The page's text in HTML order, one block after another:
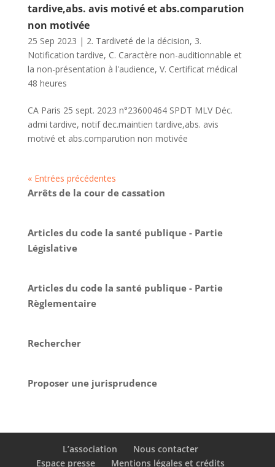
tardive,abs. avis motivé et abs.comparution
non motivée
25 Sep 2023 | 2. Tardiveté de la décision, 3.
Notification tardive, C. Caractère non-auditionnable et
la non-présentation à l'audience, V. Certificat médical
48 heures
CA Paris 25 sept. 2023 n°23600464 SPDT MLV Déc.
admi tardive, notif dec.maintien tardive,abs. avis
motivé et abs.comparution non motivée
« Entrées précédentes
Arrêts de la cour de cassation
Articles du code la santé publique - Partie
Législative
Articles du code la santé publique - Partie
Règlementaire
Rechercher
Proposer une jurisprudence
L’association
Nous contacter
Espace presse
Mentions légales et crédits